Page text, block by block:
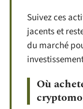
Suivez ces
jacents et
du marché
Où